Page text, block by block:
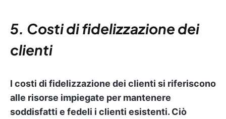
5. Costi di fidelizzazione dei
clienti
I costi di fidelizzazione dei clienti si riferiscono
alle risorse impiegate per mantenere
soddisfatti e fedeli i clienti esistenti. Ciò